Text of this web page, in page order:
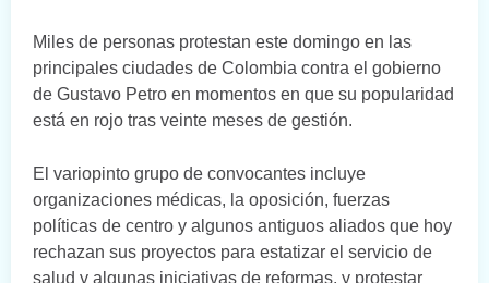
Miles de personas protestan este domingo en las
principales ciudades de Colombia contra el gobierno
de Gustavo Petro en momentos en que su popularidad
está en rojo tras veinte meses de gestión.
El variopinto grupo de convocantes incluye
organizaciones médicas, la oposición, fuerzas
políticas de centro y algunos antiguos aliados que hoy
rechazan sus proyectos para estatizar el servicio de
salud y algunas iniciativas de reformas, y protestar